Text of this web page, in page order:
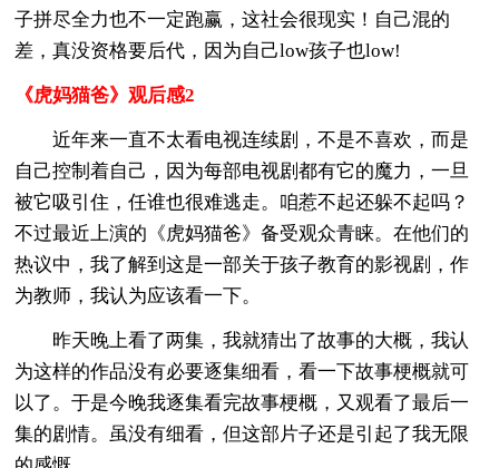
子拼尽全力也不一定跑赢，这社会很现实！自己混的
差，真没资格要后代，因为自己low孩子也low!
《虎妈猫爸》观后感2
近年来一直不太看电视连续剧，不是不喜欢，而是
自己控制着自己，因为每部电视剧都有它的魔力，一旦
被它吸引住，任谁也很难逃走。咱惹不起还躲不起吗？
不过最近上演的《虎妈猫爸》备受观众青睐。在他们的
热议中，我了解到这是一部关于孩子教育的影视剧，作
为教师，我认为应该看一下。
昨天晚上看了两集，我就猜出了故事的大概，我认
为这样的作品没有必要逐集细看，看一下故事梗概就可
以了。于是今晚我逐集看完故事梗概，又观看了最后一
集的剧情。虽没有细看，但这部片子还是引起了我无限